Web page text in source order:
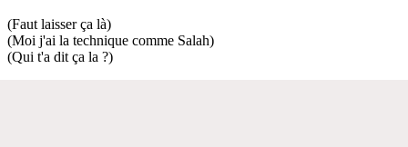
(Faut laisser ça là)
(Moi j'ai la technique comme Salah)
(Qui t'a dit ça la ?)